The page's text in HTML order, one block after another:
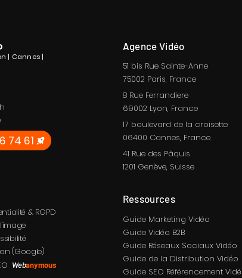
| Cannes |
74 61
& RGPD
(Google)
Webanymous
Agence Vidéo
51 bis Rue Sainte-Anne
75002 Paris, France
8 Rue Ferrandiere
69002 Lyon, France
17 boulevard de la croisette
06400 Cannes, France
41 Rue des Pâquis
1201 Genève, Suisse
Ressources
Guide Marketing Vidéo
Guide Vidéo B2B
Guide Réseaux Sociaux Vidéo
Guide de la Distribution Vidéo
Guide SEO Référencement